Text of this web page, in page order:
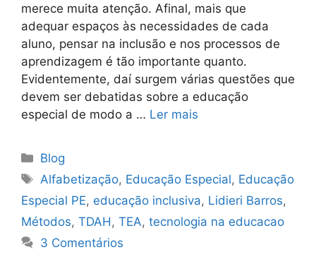
merece muita atenção. Afinal, mais que
adequar espaços às necessidades de cada
aluno, pensar na inclusão e nos processos de
aprendizagem é tão importante quanto.
Evidentemente, daí surgem várias questões que
devem ser debatidas sobre a educação
especial de modo a … Ler mais
Blog
Alfabetização, Educação Especial, Educação
Especial PE, educação inclusiva, Lidieri Barros,
Métodos, TDAH , TEA, tecnologia na educacao
3 Comentários